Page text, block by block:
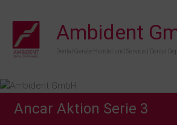
Ambident
Dental Geräte Handel und Service | Dental
Ancar Aktion Serie 3